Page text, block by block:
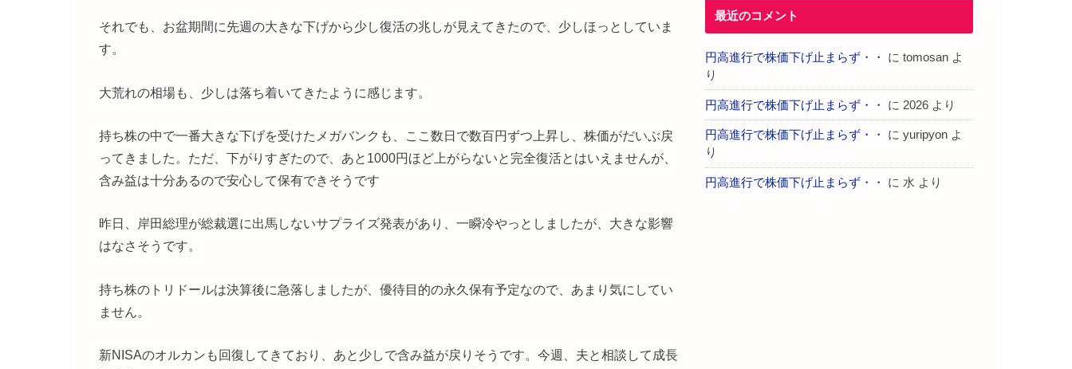
それでも、お盆期間に先週の大きな下げから少し復活の兆しが見えてきたので、少しほっとしていま
す。
大荒れの相場も、少しは落ち着いてきたように感じます。
持ち株の中で一番大きな下げを受けたメガバンクも、ここ数日で数百円ずつ上昇し、株価がだいぶ戻
ってきました。ただ、下がりすぎたので、あと1000円ほど上がらないと完全復活とはいえませんが、
含み益は十分あるので安心して保有できそうです
昨日、岸田総理が総裁選に出馬しないサプライズ発表があり、一瞬冷やっとしましたが、大きな影響
はなさそうです。
持ち株のトリドールは決算後に急落しましたが、優待目的の永久保有予定なので、あまり気にしてい
ません。
新NISAのオルカンも回復してきており、あと少しで含み益が戻りそうです。今週、夫と相談して成長
最近のコメント
円高進行で株価下げ止まらず・・ に tomosan よ
り
円高進行で株価下げ止まらず・・ に 2026 より
円高進行で株価下げ止まらず・・ に yuripyon よ
り
円高進行で株価下げ止まらず・・ に 水 より